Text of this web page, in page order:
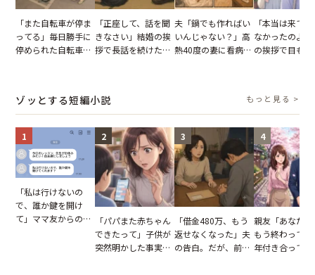
「また自転車が停ま
ってる」毎日勝手に
停められた自転車。
「正座して、話を聞
きなさい」結婚の挨
拶で長話を続けた義
夫「鍋でも作ればい
いんじゃない？」高
熱40度の妻に看病な
「本当は来て
なかったのよ
の挨拶で目も
ゾッとする短編小説 もっと見る >
1
「私は行けないの
で、誰か鍵を開け
て」ママ友からの
2
「パパまた赤ちゃん
できたって」子供が
突然明かした事実。
3
「借金480万、もう
返せなくなった」夫
の告白。だが、前日
4
親友「あなた
もう終わって
年付き合って